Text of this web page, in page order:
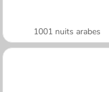
1001 nuits arabes